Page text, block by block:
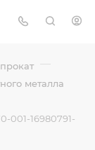
—
металла
001-16980791-